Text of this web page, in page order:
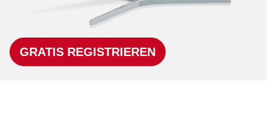
GRATIS REGISTRIEREN